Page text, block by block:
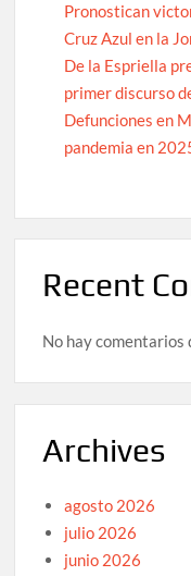
Pronostican
Cruz Azul en la
De la Espriella
primer discurso
Defunciones en
pandemia en
Recent
No hay comentarios
Archives
agosto 2026
julio 2026
junio 2026